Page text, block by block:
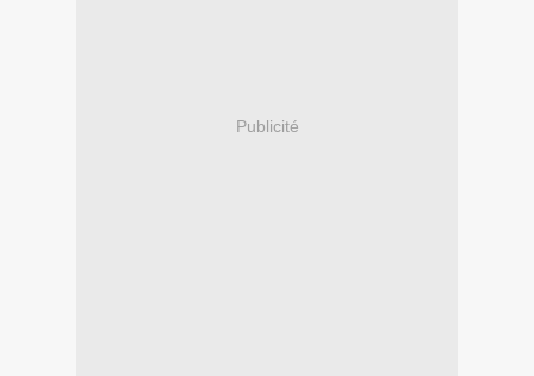
Publicité